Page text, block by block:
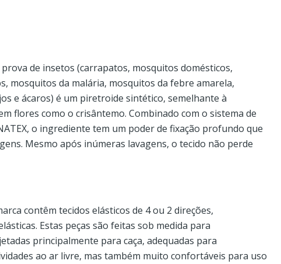
de insetos (carrapatos, mosquitos domésticos,
mosquitos da malária, mosquitos da febre amarela,
e ácaros) é um piretroide sintético, semelhante à
flores como o crisântemo. Combinado com o sistema de
o ingrediente tem um poder de fixação profundo que
Mesmo após inúmeras lavagens, o tecido não perde
contêm tecidos elásticos de 4 ou 2 direções,
Estas peças são feitas sob medida para
principalmente para caça, adequadas para
ao ar livre, mas também muito confortáveis ​​para uso